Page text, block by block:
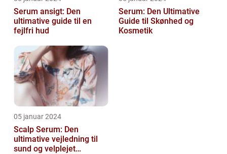
Serum ansigt: Den
ultimative guide til en
fejlfri hud
Serum: Den Ultimative
Guide til Skønhed og
Kosmetik
05 januar 2024
Scalp Serum: Den
ultimative vejledning til
sund og velplejet